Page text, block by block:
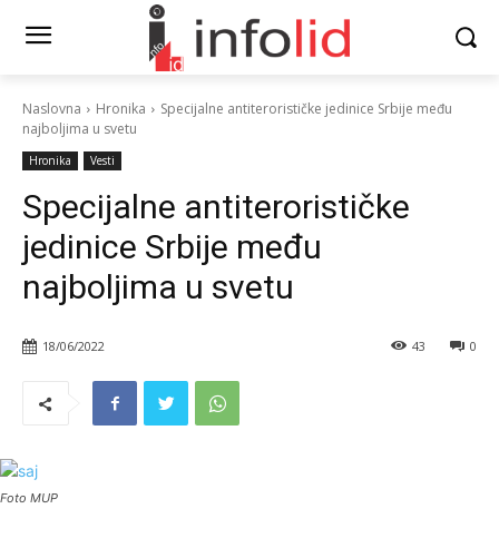
Naslovna Hronika
Specijalne antiterorističke jedinice Srbije među
najboljima u svetu
Hronika Vesti
Specijalne antiterorističke
jedinice Srbije među
najboljima u svetu
18/06/2022 0
43
Foto MUP